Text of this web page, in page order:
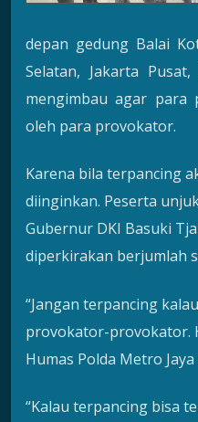
depan gedung Balai
Selatan, Jakarta
mengimbau agar para
oleh para provokator.
Karena bila terpancing
diinginkan. Peserta
Gubernur DKI Basuki
diperkirakan berjumlah
“Jangan terpancing
provokator-provokator.
Humas Polda Metro
“Kalau terpancing bisa